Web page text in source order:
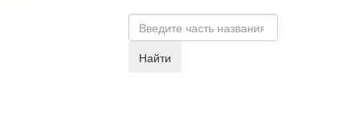
Найти